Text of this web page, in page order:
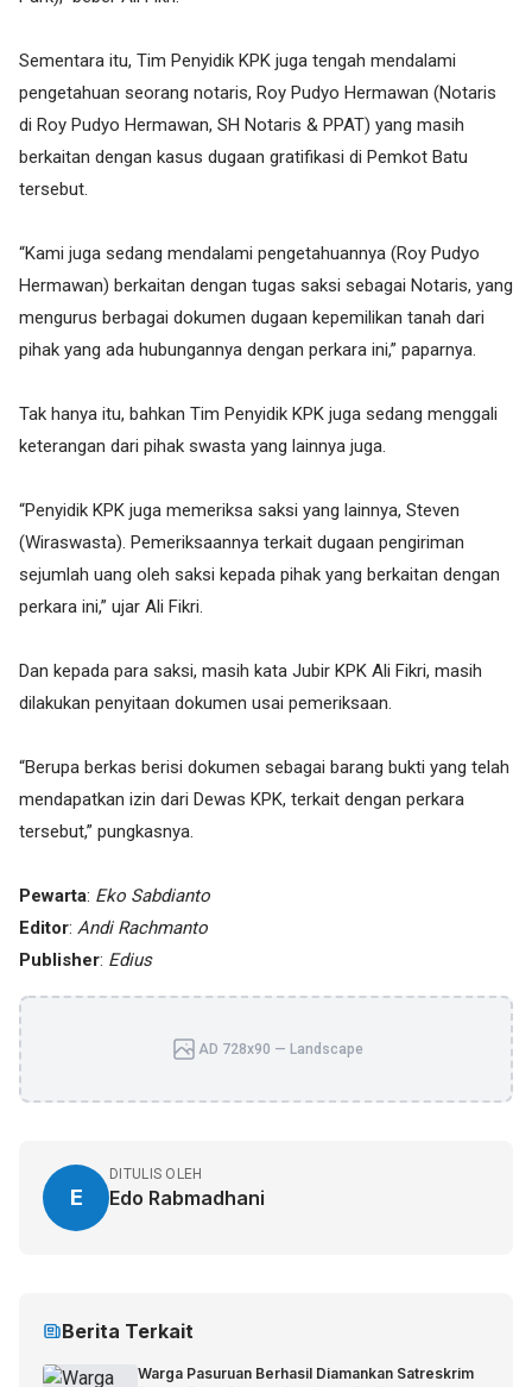
Sementara itu, Tim Penyidik KPK juga tengah mendalami
pengetahuan seorang notaris, Roy Pudyo Hermawan (Notaris
di Roy Pudyo Hermawan, SH Notaris & PPAT) yang masih
berkaitan dengan kasus dugaan gratifikasi di Pemkot Batu
tersebut.
“Kami juga sedang mendalami pengetahuannya (Roy Pudyo
Hermawan) berkaitan dengan tugas saksi sebagai Notaris, yang
mengurus berbagai dokumen dugaan kepemilikan tanah dari
pihak yang ada hubungannya dengan perkara ini,” paparnya.
Tak hanya itu, bahkan Tim Penyidik KPK juga sedang menggali
keterangan dari pihak swasta yang lainnya juga.
“Penyidik KPK juga memeriksa saksi yang lainnya, Steven
(Wiraswasta). Pemeriksaannya terkait dugaan pengiriman
sejumlah uang oleh saksi kepada pihak yang berkaitan dengan
perkara ini,” ujar Ali Fikri.
Dan kepada para saksi, masih kata Jubir KPK Ali Fikri, masih
dilakukan penyitaan dokumen usai pemeriksaan.
“Berupa berkas berisi dokumen sebagai barang bukti yang telah
mendapatkan izin dari Dewas KPK, terkait dengan perkara
tersebut,” pungkasnya.
Pewarta: Eko Sabdianto
Editor: Andi Rachmanto
Publisher: Edius
AD 728x90 — Landscape
E
DITULIS OLEH
Edo Rabmadhani
Berita Terkait
Warga Pasuruan Berhasil Diamankan Satreskrim